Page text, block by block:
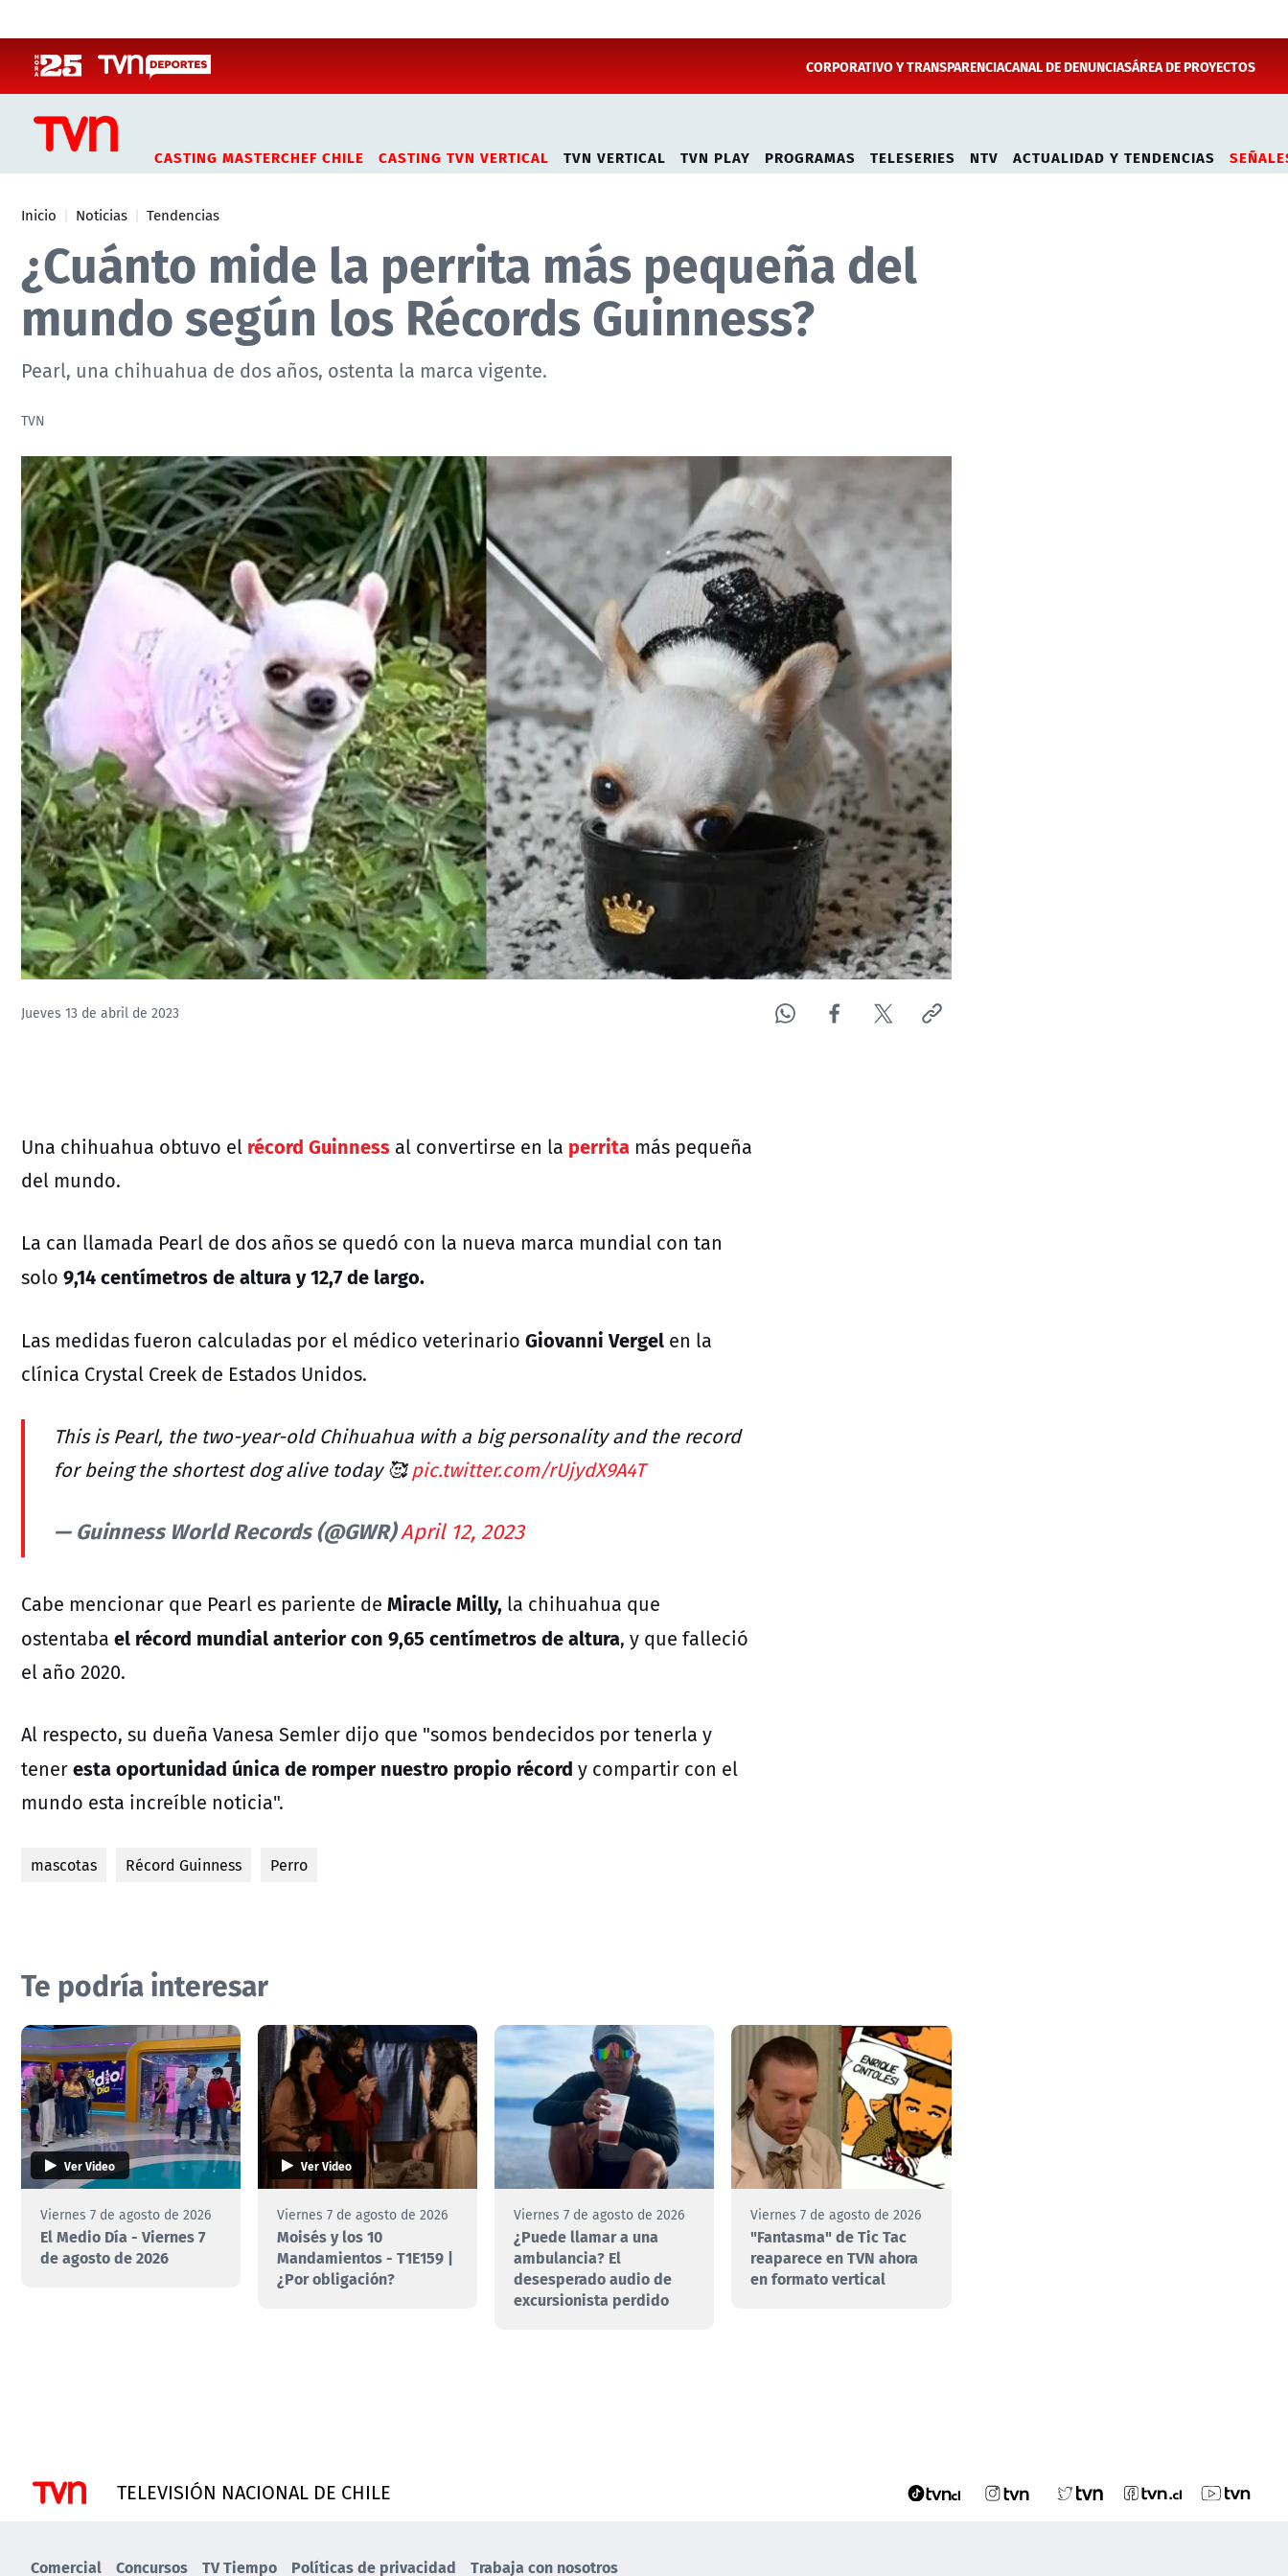
CORPORATIVO Y TRANSPARENCIACANAL DE DENUNCIASÁREA DE PROYECTOS
CASTING MASTERCHEF CHILE CASTING TVN VERTICAL TVN VERTICAL TVN PLAY PROGRAMAS TELESERIES NTV ACTUALIDAD Y TENDENCIAS
Inicio Noticias Tendencias
¿Cuánto mide la perrita más pequeña del
mundo según los Récords Guinness?
Pearl, una chihuahua de dos años, ostenta la marca vigente.
TVN
Jueves 13 de abril de 2023
Una chihuahua obtuvo el récord Guinness al convertirse en la perrita más pequeña
del mundo.
La can llamada Pearl de dos años se quedó con la nueva marca mundial con tan
solo 9,14 centímetros de altura y 12,7 de largo.
Las medidas fueron calculadas por el médico veterinario Giovanni Vergel en la
clínica Crystal Creek de Estados Unidos.
This is Pearl, the two-year-old Chihuahua with a big personality and the record
for being the shortest dog alive today 🥰️pic.twitter.com/rUjydX9A4T
— Guinness World Records (@GWR)April 12, 2023
Cabe mencionar que Pearl es pariente de Miracle Milly, la chihuahua que
ostentaba el récord mundial anterior con 9,65 centímetros de altura, y que falleció
el año 2020.
Al respecto, su dueña Vanesa Semler dijo que "somos bendecidos por tenerla y
teneresta oportunidad única de romper nuestro propio récord y compartir con el
mundo esta increíble noticia".
mascotas Récord Guinness Perro
Te podría interesar
Ver Video
Viernes 7 de agosto de 2026
El Medio Día - Viernes 7
de agosto de 2026
Ver Video
Viernes 7 de agosto de 2026
Moisés y los 10
Mandamientos - T1E159 |
¿Por obligación?
Viernes 7 de agosto de 2026
¿Puede llamar a una
ambulancia? El
desesperado audio de
excursionista perdido
Viernes 7 de agosto de 2026
"Fantasma" de Tic Tac
reaparece en TVN ahora
en formato vertical
TELEVISIÓN NACIONAL DE CHILE
Comercial Concursos TV Tiempo Políticas de privacidad Trabaja con nosotros